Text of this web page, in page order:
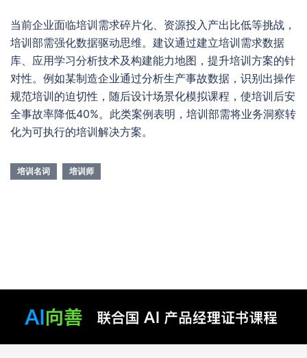
当前企业面临培训需求碎片化、资源投入产出比低等挑战，
培训部需强化数据驱动思维。建议通过建立培训需求数据
库、应用学习分析技术及构建能力地图，提升培训方案的针
对性。例如某制造企业通过分析生产事故数据，识别出操作
规范培训的迫切性，随后设计场景化模拟课程，使培训后安
全事故率降低40%。此类案例表明，培训部需将业务洞察转
化为可执行的培训解决方案。
培训名词 培训师